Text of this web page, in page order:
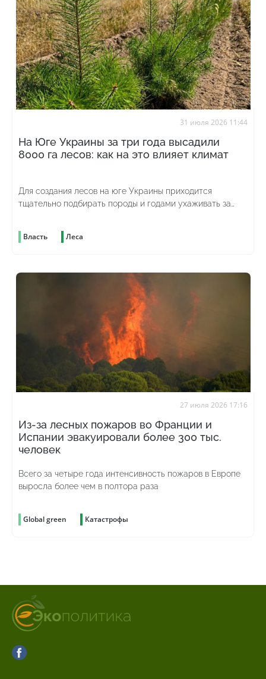
31 июля 2026 11:44
На Юге Украины за три года высадили
8000 га лесов: как на это влияет климат
Для создания лесов на юге Украины приходится
тщательно подбирать породы и годами ухаживать за
Власть Леса
27 июля 2026 17:16
Из-за лесных пожаров во Франции и
Испании эвакуировали более 300 тыс.
человек
Всего за четыре года интенсивность пожаров в Европе
выросла более чем в полтора раза
Global green Катастрофы